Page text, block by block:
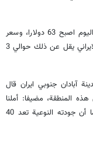
وحول اسعار النفط الايراني قال: سعر خام برنت هذا اليوم اصبح 63 دولارا، وسعر
سلة الاوبك هي قريبة من هذا السعر، وسعر النفط الايراني يقل عن ذلك حوالي 3
آبادان جنوبي ايران قال
المنطقة، مضيفا: أملنا
أوصلنا الى الخام في عمق الـ3570 م من الارض، كما أن جودته النوعية تعد 40